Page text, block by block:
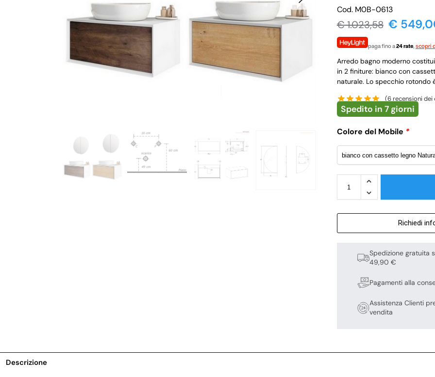
Cod. M0B-0613
€1.023,58 €
paga fino a24 rate, scopri
Arredo bagno moderno
in 2 finiture: bianco con
naturale. Lo specchio rotondo
(6 recensioni dei
Spedito in 7 giorni
Colore del Mobile *
Richiedi
Spedizione gratuita
49,90 €
Pagamenti alla
Assistenza Clienti
vendita
Descrizione